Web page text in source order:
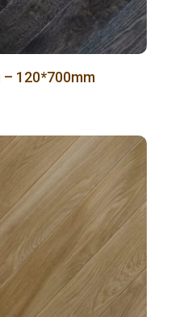
– 120*700mm